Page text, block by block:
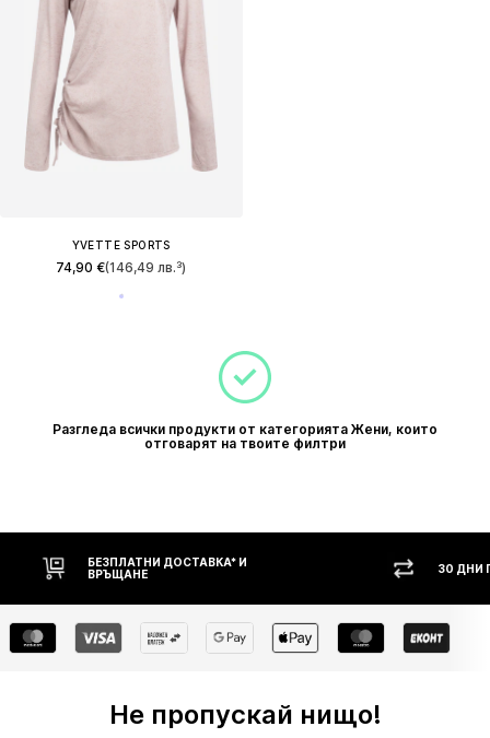
YVETTE SPORTS
74,90 €(146,49 лв.³)
Разгледа всички продукти от категорията Жени, които
отговарят на твоите филтри
БЕЗПЛАТНИ ДОСТАВКА* И
ВРЪЩАНЕ
30 ДНИ
Не пропускай нищо!